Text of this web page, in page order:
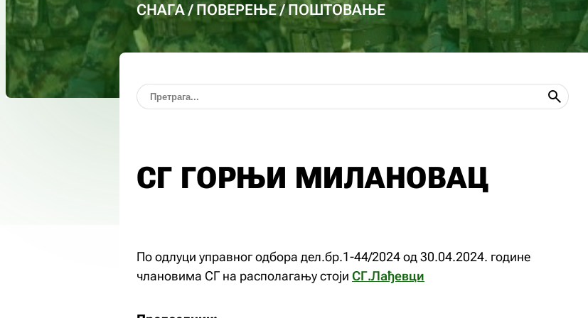
СНАГА / ПОВЕРЕЊЕ / ПОШТОВАЊЕ
СГ ГОРЊИ МИЛАНОВАЦ
По одлуци управног одбора дел.бр.1-44/2024 од 30.04.2024. године
члановима СГ на располагању стоји СГ.Лађевци